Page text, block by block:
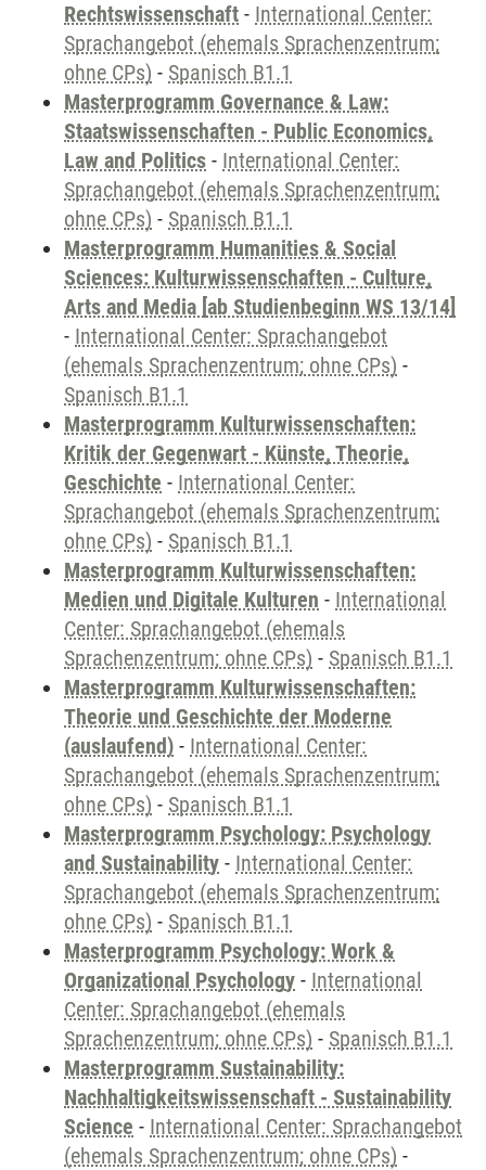
Rechtswissenschaft - International Center:
Sprachangebot (ehemals Sprachenzentrum;
ohne CPs) - Spanisch B1.1
Masterprogramm Governance & Law:
Staatswissenschaften - Public Economics,
Law and Politics - International Center:
Sprachangebot (ehemals Sprachenzentrum;
ohne CPs) - Spanisch B1.1
Masterprogramm Humanities & Social
Sciences: Kulturwissenschaften - Culture,
Arts and Media [ab Studienbeginn WS 13/14]
- International Center: Sprachangebot
(ehemals Sprachenzentrum; ohne CPs) -
Spanisch B1.1
Masterprogramm Kulturwissenschaften:
Kritik der Gegenwart - Künste, Theorie,
Geschichte - International Center:
Sprachangebot (ehemals Sprachenzentrum;
ohne CPs) - Spanisch B1.1
Masterprogramm Kulturwissenschaften:
Medien und Digitale Kulturen - International
Center: Sprachangebot (ehemals
Sprachenzentrum; ohne CPs) - Spanisch B1.1
Masterprogramm Kulturwissenschaften:
Theorie und Geschichte der Moderne
(auslaufend) - International Center:
Sprachangebot (ehemals Sprachenzentrum;
ohne CPs) - Spanisch B1.1
Masterprogramm Psychology: Psychology
and Sustainability - International Center:
Sprachangebot (ehemals Sprachenzentrum;
ohne CPs) - Spanisch B1.1
Masterprogramm Psychology: Work &
Organizational Psychology - International
Center: Sprachangebot (ehemals
Sprachenzentrum; ohne CPs) - Spanisch B1.1
Masterprogramm Sustainability:
Nachhaltigkeitswissenschaft - Sustainability
Science - International Center: Sprachangebot
(ehemals Sprachenzentrum; ohne CPs) -